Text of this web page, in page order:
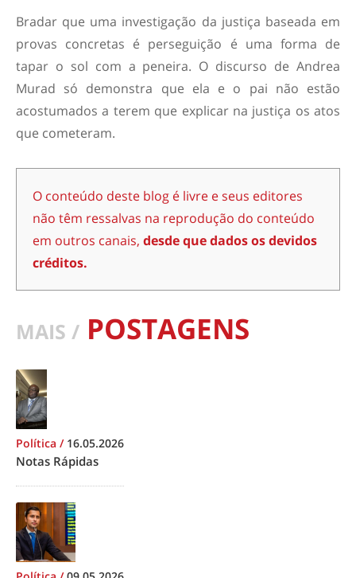
Bradar que uma investigação da justiça baseada em
provas concretas é perseguição é uma forma de
tapar o sol com a peneira. O discurso de Andrea
Murad só demonstra que ela e o pai não estão
acostumados a terem que explicar na justiça os atos
que cometeram.
O conteúdo deste blog é livre e seus editores
não têm ressalvas na reprodução do conteúdo
em outros canais, desde que dados os devidos
créditos.
MAIS / POSTAGENS
Política / 16.05.2026
Notas Rápidas